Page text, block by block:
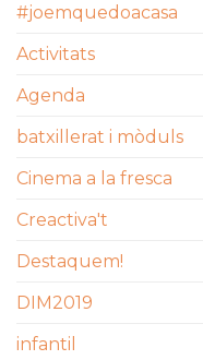
#joemquedoacasa
Activitats
Agenda
batxillerat i mòduls
Cinema a la fresca
Creactiva't
Destaquem!
DIM2019
infantil